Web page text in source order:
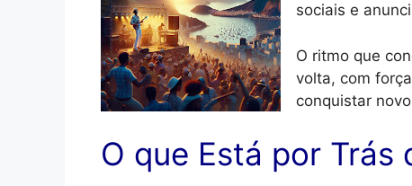
sociais e
O ritmo que
volta, com
conquistar
O que Está por Trás